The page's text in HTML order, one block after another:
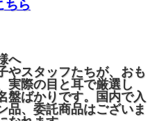
ちら
へ
やスタッフたちが、おも
実際の目と耳で厳選し
盤ばかりです。国内で入
品、委託商品はございま